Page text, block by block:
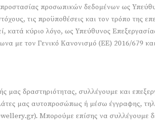
προσωπικών δεδομένων ως
τις προϋποθέσεις και τον τρόπο της
κατά κύριο λόγο, ως Υπεύθυνος
με τον Γενικό Κανονισμό (ΕΕ) 2016/679
δραστηριότητας, συλλέγουμε και
μας αυτοπροσώπως ή μέσω έγγραφης,
Μπορούμε επίσης να συλλέγουμε